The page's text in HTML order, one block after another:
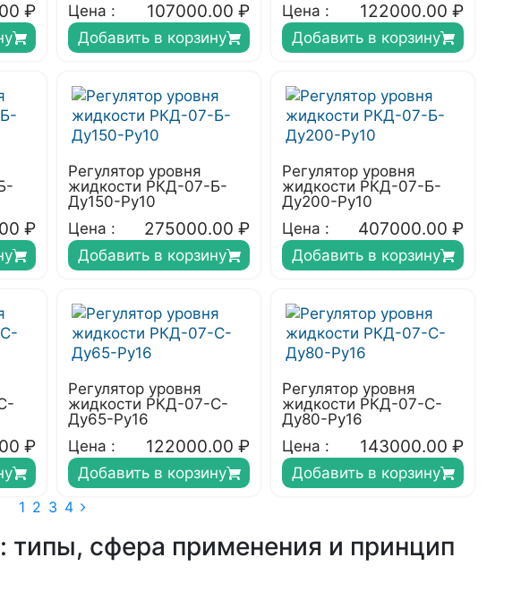
₽
Цена :
107000.00 ₽
Добавить в корзину
Цена :
122000.00 ₽
Добавить в корзину
₽
Регулятор уровня
жидкости РКД-07-Б-
Ду150-Ру10
Цена :
275000.00 ₽
Добавить в корзину
Регулятор уровня
жидкости РКД-07-Б-
Ду200-Ру10
Цена :
407000.00 ₽
Добавить в корзину
₽
Регулятор уровня
жидкости РКД-07-С-
Ду65-Ру16
Цена :
122000.00 ₽
Добавить в корзину
Регулятор уровня
жидкости РКД-07-С-
Ду80-Ру16
Цена :
143000.00 ₽
Добавить в корзину
1 2 3 4
типы, сфера применения и принцип